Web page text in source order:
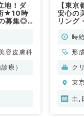
地！ダ
★10時
募集◎
容皮膚科
療）
【東
安心の
リング
時
形
容
ク
東
土,